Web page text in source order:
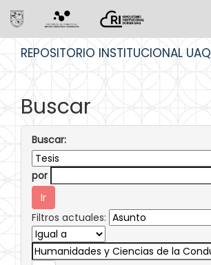
REPOSITORIO INSTITUCIONAL UAQ
Buscar
Buscar:
por
Filtros actuales: